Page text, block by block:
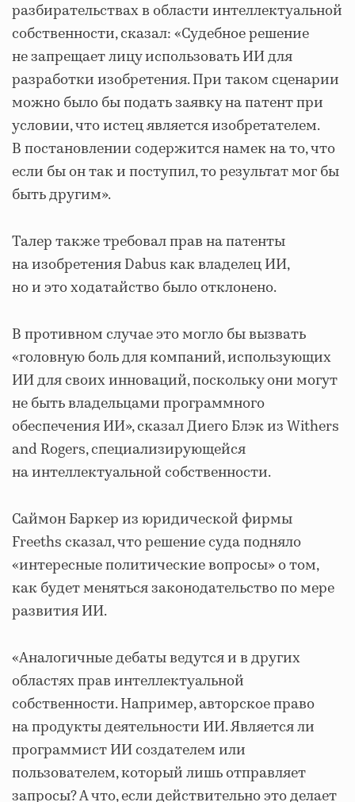
разбирательствах в области интеллектуальной
собственности, сказал: «Судебное решение
не запрещает лицу использовать ИИ для
разработки изобретения. При таком сценарии
можно было бы подать заявку на патент при
условии, что истец является изобретателем.
В постановлении содержится намек на то, что
если бы он так и поступил, то результат мог бы
быть другим».
Талер также требовал прав на патенты
на изобретения Dabus как владелец ИИ,
но и это ходатайство было отклонено.
В противном случае это могло бы вызвать
«головную боль для компаний, использующих
ИИ для своих инноваций, поскольку они могут
не быть владельцами программного
обеспечения ИИ», сказал Диего Блэк из Withers
and Rogers, специализирующейся
на интеллектуальной собственности.
Саймон Баркер из юридической фирмы
Freeths сказал, что решение суда подняло
«интересные политические вопросы» о том,
как будет меняться законодательство по мере
развития ИИ.
«Аналогичные дебаты ведутся и в других
областях прав интеллектуальной
собственности. Например, авторское право
на продукты деятельности ИИ. Является ли
программист ИИ создателем или
пользователем, который лишь отправляет
запросы? А что, если действительно это делает